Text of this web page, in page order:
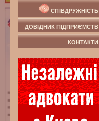
СПІВДРУЖНІСТЬ
ДОВІДНИК ПІДПРИЄМСТВ
КОНТАКТИ